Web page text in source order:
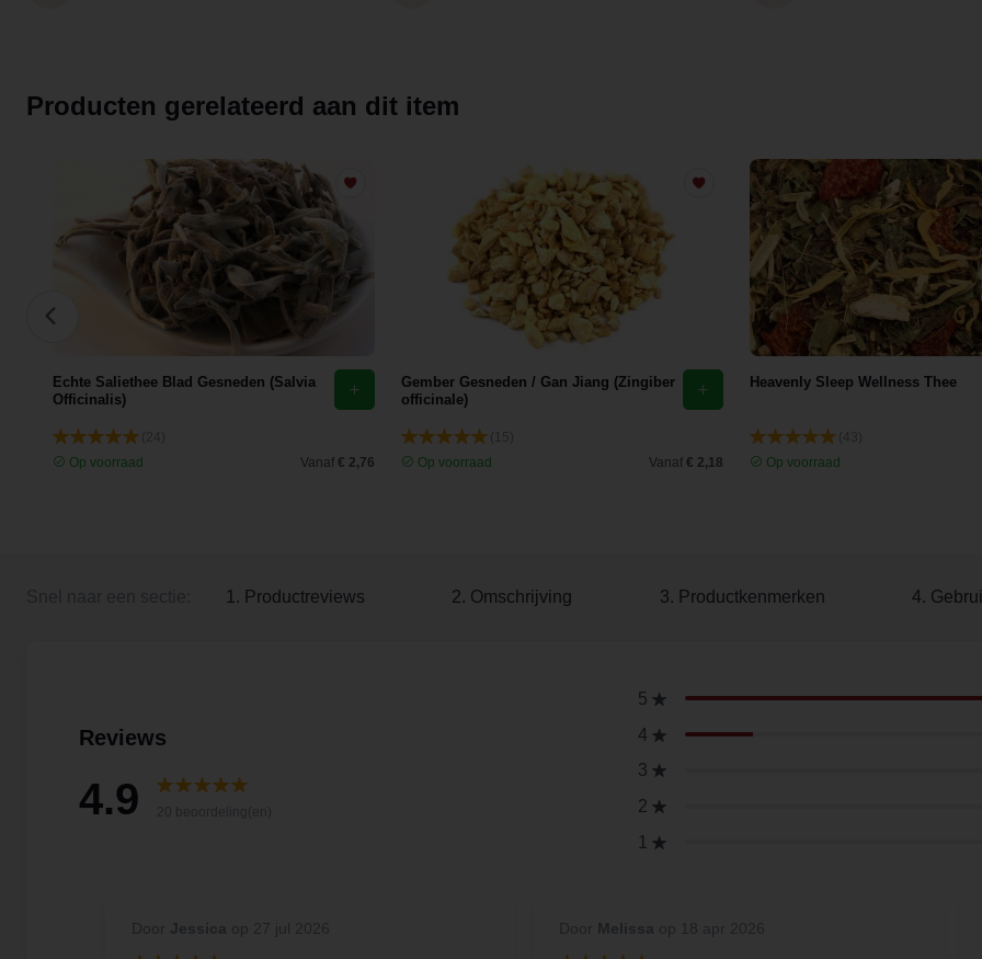
Producten gerelateerd aan dit item
Echte Saliethee Blad Gesneden (Salvia
Officinalis)
Op voorraad
Vanaf € 2,76
Gember Gesneden / Gan Jiang (Zingiber
officinale)
Op voorraad
Vanaf € 2,18
Heavenly Sleep Wellness Thee
Op voorraad
1. Productreviews 2. Omschrijving 3. Productkenmerken 4.
Reviews
4.9
5
4
3
2
1